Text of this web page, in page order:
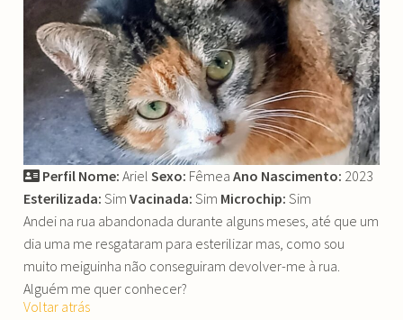
Perfil Nome:Ariel Sexo: FêmeaAno Nascimento: 2023
Esterilizada: SimVacinada: Sim Microchip: Sim
Andei na rua abandonada durante alguns meses, até que um
dia uma me resgataram para esterilizar mas, como sou
muito meiguinha não conseguiram devolver-me à rua.
Alguém me quer conhecer?
Voltar atrás